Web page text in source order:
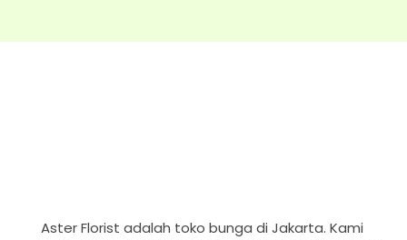
Aster Florist adalah toko bunga di Jakarta. Kami